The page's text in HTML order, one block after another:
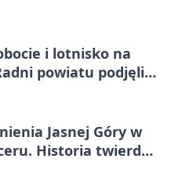
i lotnisko na
powiatu podjęli
Jasnej Góry w
Historia twierdzy